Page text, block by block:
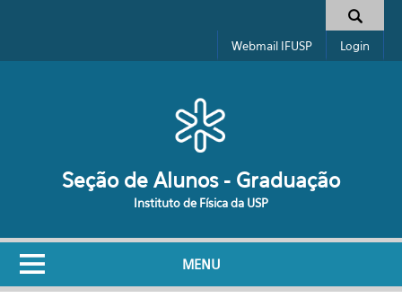
Formulário de busca
Webmail IFUSP Login
Seção de Alunos - Graduação
Instituto de Física da USP
MENU